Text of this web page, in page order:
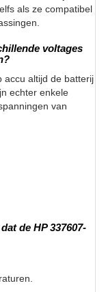
als ze compatibel
voltages
accu altijd de batterij
echter enkele
van
de HP 337607-